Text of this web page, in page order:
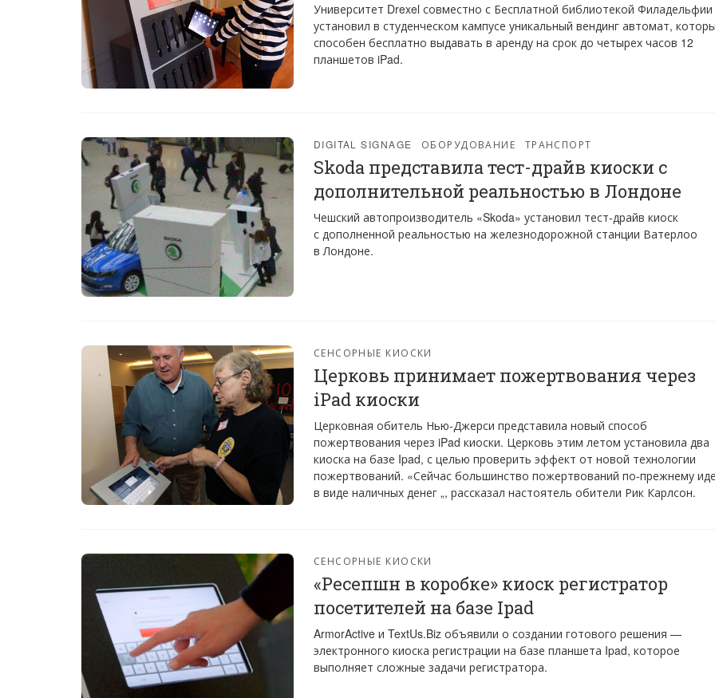
Университет Drexel совместно с Бесплатной библиотекой Филадельфии
установил в студенческом кампусе уникальный вендинг автомат,
способен бесплатно выдавать в аренду на срок до четырех часов 12
планшетов iPad.
DIGITAL SIGNAGE ОБОРУДОВАНИЕ ТРАНСПОРТ
Skoda представила тест-драйв киоски с
дополнительной реальностью в Лондоне
Чешский автопроизводитель «Skoda» установил тест-драйв киоск
с дополненной реальностью на железнодорожной станции Ватерлоо
в Лондоне.
СЕНСОРНЫЕ КИОСКИ
Церковь принимает пожертвования через
iPad киоски
Церковная обитель Нью-Джерси представила новый способ
пожертвования через iPad киоски. Церковь этим летом установила два
киоска на базе Ipad, с целью проверить эффект от новой технологии
пожертвований. «Сейчас большинство пожертвований по-прежнему
в виде наличных денег „, рассказал настоятель обители Рик Карлсон.
СЕНСОРНЫЕ КИОСКИ
«Ресепшн в коробке» киоск регистратор
посетителей на базе Ipad
ArmorActive и TextUs.Biz объявили о создании готового решения —
электронного киоска регистрации на базе планшета Ipad, которое
выполняет сложные задачи регистратора.